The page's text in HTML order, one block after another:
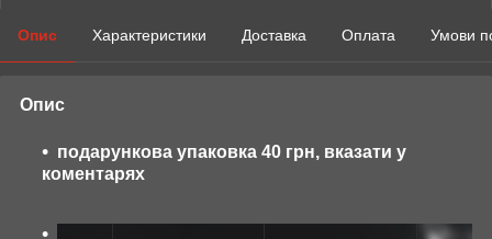
Опис Характеристики Доставка Оплата Умови
Опис
подарункова упаковка 40 грн, вказати у
коментарях